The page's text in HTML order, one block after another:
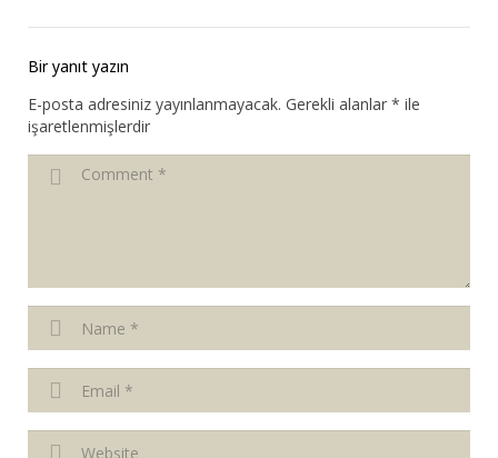
Bir yanıt yazın
E-posta adresiniz yayınlanmayacak. Gerekli alanlar * ile
işaretlenmişlerdir